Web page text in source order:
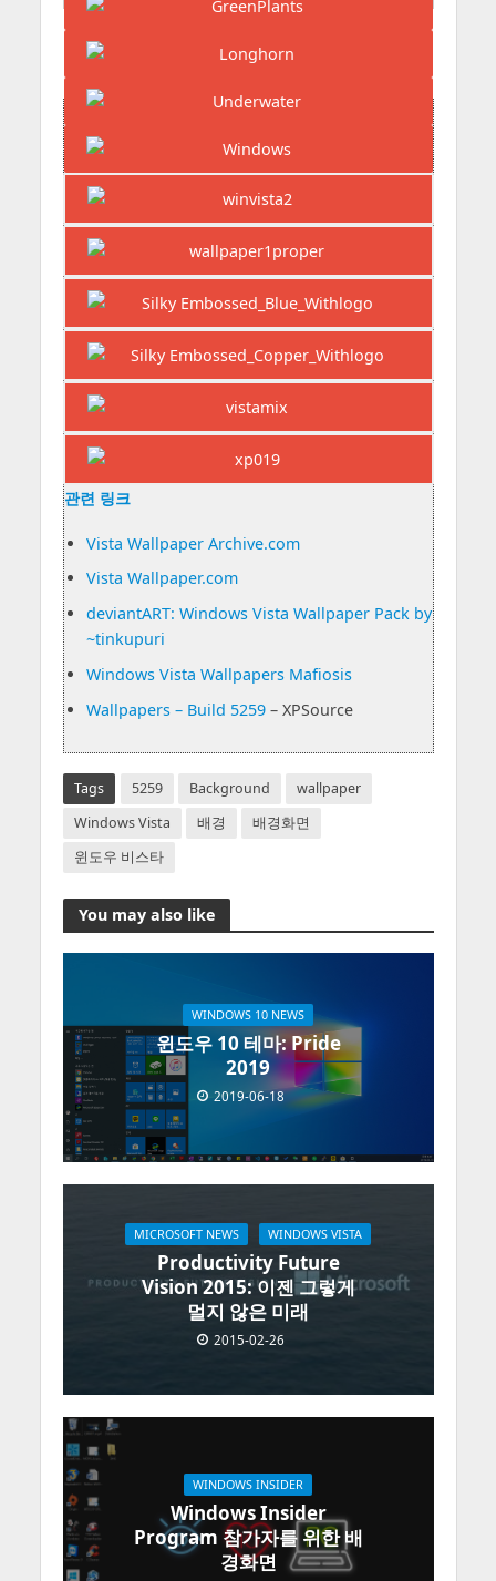
관련 링크
Vista Wallpaper Archive.com
Vista Wallpaper.com
deviantART: Windows Vista Wallpaper Pack by
~tinkupuri
Windows Vista Wallpapers Mafiosis
Wallpapers – Build 5259– XPSource
Tags 5259 Background
wallpaper
Windows Vista
배경
배경화면
윈도우 비스타
You may also like
WINDOWS 10 NEWS
윈도우 10 테마: Pride
2019
2019-06-18
MICROSOFT NEWS WINDOWS VISTA
Productivity Future
Vision 2015: 이젠 그렇게
멀지 않은 미래
2015-02-26
WINDOWS INSIDER
Windows Insider
Program 참가자를 위한 배
경화면